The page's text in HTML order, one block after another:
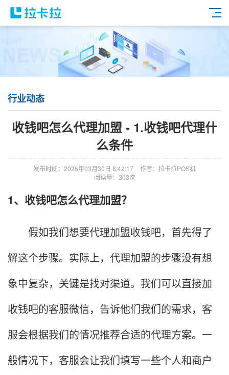
行业动态
收钱吧怎么代理加盟 - 1.收钱吧代理什
么条件
发布时间：2026年03月30日 8:42:17
作者：拉卡拉POS机
阅读量：303次
1、收钱吧怎么代理加盟？
假如我们想要代理加盟收钱吧，首先得了
解这个步骤。实际上，代理加盟的步骤没有想
象中复杂，关键是找对渠道。我们可以直接加
收钱吧的客服微信，告诉他们我们的需求，客
服会根据我们的情况推荐合适的代理方案。一
般情况下，客服会让我们填写一些个人和商户